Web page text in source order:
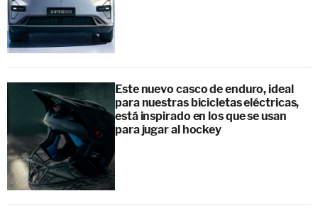
Este nuevo casco de enduro, ideal
para nuestras bicicletas eléctricas,
está inspirado en los que se usan
para jugar al hockey